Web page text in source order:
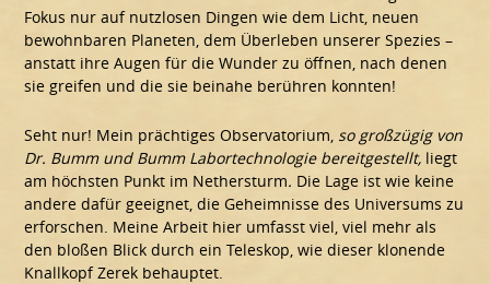
Fokus nur auf nutzlosen Dingen wie dem Licht, neuen
bewohnbaren Planeten, dem Überleben unserer Spezies –
anstatt ihre Augen für die Wunder zu öffnen, nach denen
sie greifen und die sie beinahe berühren konnten!
Seht nur! Mein prächtiges Observatorium, so großzügig von
Dr. Bumm und Bumm Labortechnologie bereitgestellt, liegt
am höchsten Punkt im Nethersturm. Die Lage ist wie keine
andere dafür geeignet, die Geheimnisse des Universums zu
erforschen. Meine Arbeit hier umfasst viel, viel mehr als
den bloßen Blick durch ein Teleskop, wie dieser klonende
Knallkopf Zerek behauptet.